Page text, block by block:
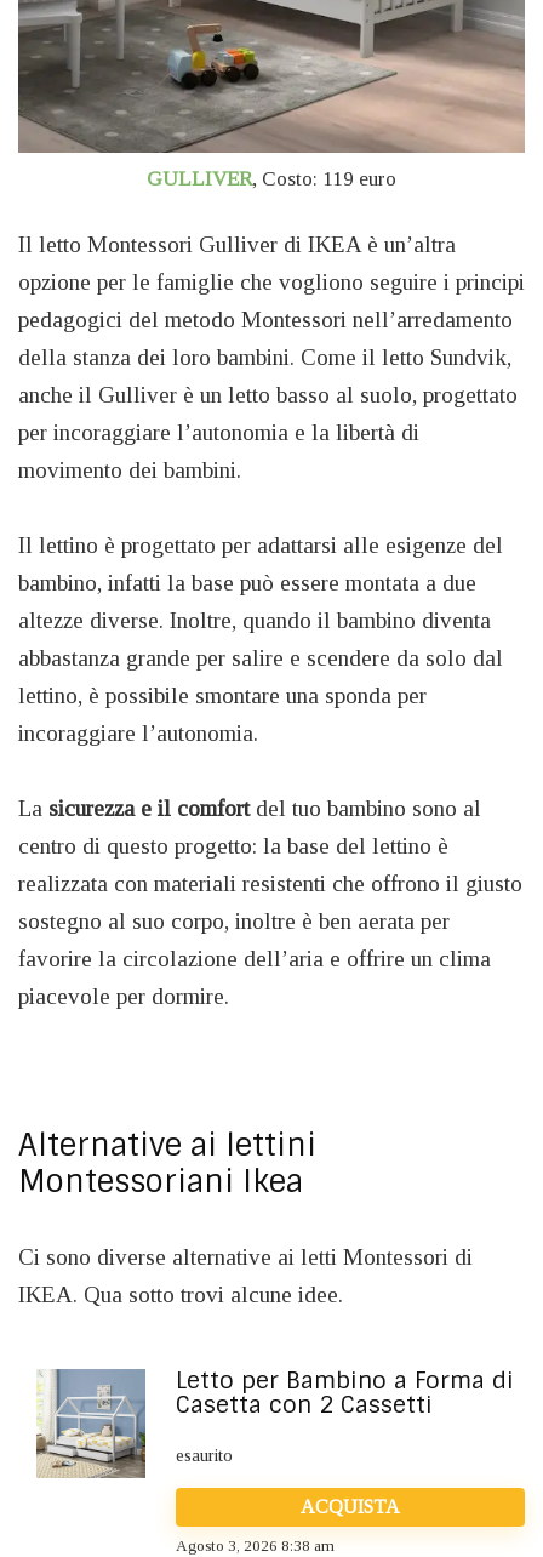
GULLIVER, Costo: 119 euro
Il letto Montessori Gulliver di IKEA è un’altra
opzione per le famiglie che vogliono seguire i principi
pedagogici del metodo Montessori nell’arredamento
della stanza dei loro bambini. Come il letto Sundvik,
anche il Gulliver è un letto basso al suolo, progettato
per incoraggiare l’autonomia e la libertà di
movimento dei bambini.
Il lettino è progettato per adattarsi alle esigenze del
bambino, infatti la base può essere montata a due
altezze diverse. Inoltre, quando il bambino diventa
abbastanza grande per salire e scendere da solo dal
lettino, è possibile smontare una sponda per
incoraggiare l’autonomia.
La sicurezza e il comfortdel tuo bambino sono al
centro di questo progetto: la base del lettino è
realizzata con materiali resistenti che offrono il giusto
sostegno al suo corpo, inoltre è ben aerata per
favorire la circolazione dell’aria e offrire un clima
piacevole per dormire.
Alternative ai lettini
Montessoriani Ikea
Ci sono diverse alternative ai letti Montessori di
IKEA. Qua sotto trovi alcune idee.
Letto per Bambino a Forma di
Casetta con 2 Cassetti
esaurito
ACQUISTA
Agosto 3, 2026 8:38 am